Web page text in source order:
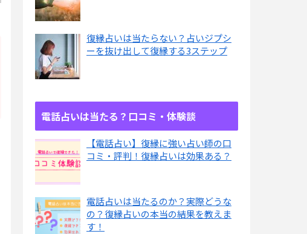
復縁占いは当たらない？占いジプシ
ーを抜け出して復縁する3ステップ
電話占いは当たる？口コミ・体験談
【電話占い】復縁に強い占い師の口
コミ・評判！復縁占いは効果ある？
電話占いは当たるのか？実際どうな
の？復縁占いの本当の結果を教えま
す！